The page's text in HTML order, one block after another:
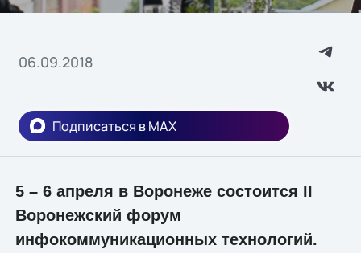
06.09.2018
Подписаться в MAX
5 – 6 апреля в Воронеже состоится II
Воронежский форум
инфокоммуникационных технологий.